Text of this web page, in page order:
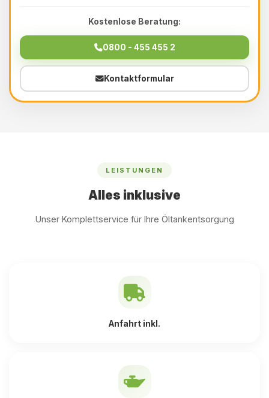
Kostenlose Beratung:
0800 - 455 455 2
Kontaktformular
LEISTUNGEN
Alles inklusive
Unser Komplettservice für Ihre Öltankentsorgung
Anfahrt inkl.